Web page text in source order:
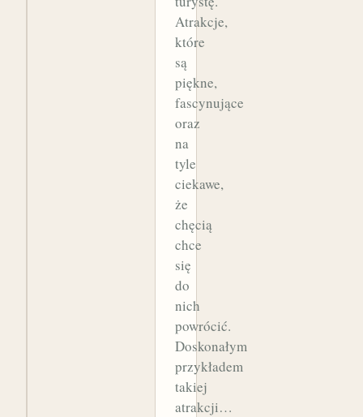
Atrakcje,
które
są
piękne,
fascynujące
oraz
na
tyle
ciekawe,
że
chęcią
chce
się
do
nich
powrócić.
Doskonałym
przykładem
takiej
atrakcji…